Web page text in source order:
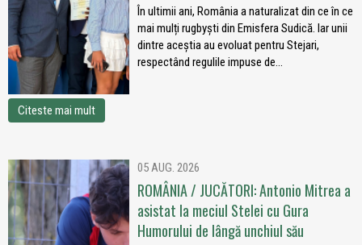
În ultimii ani, România a naturalizat din ce în ce
mai mulți rugbyști din Emisfera Sudică. Iar unii
dintre aceștia au evoluat pentru Stejari,
respectând regulile impuse de...
Citeste mai mult
05 AUG. 2026
ROMÂNIA / JUCĂTORI: Antonio Mitrea a
asistat la meciul Stelei cu Gura
Humorului de lângă unchiul său